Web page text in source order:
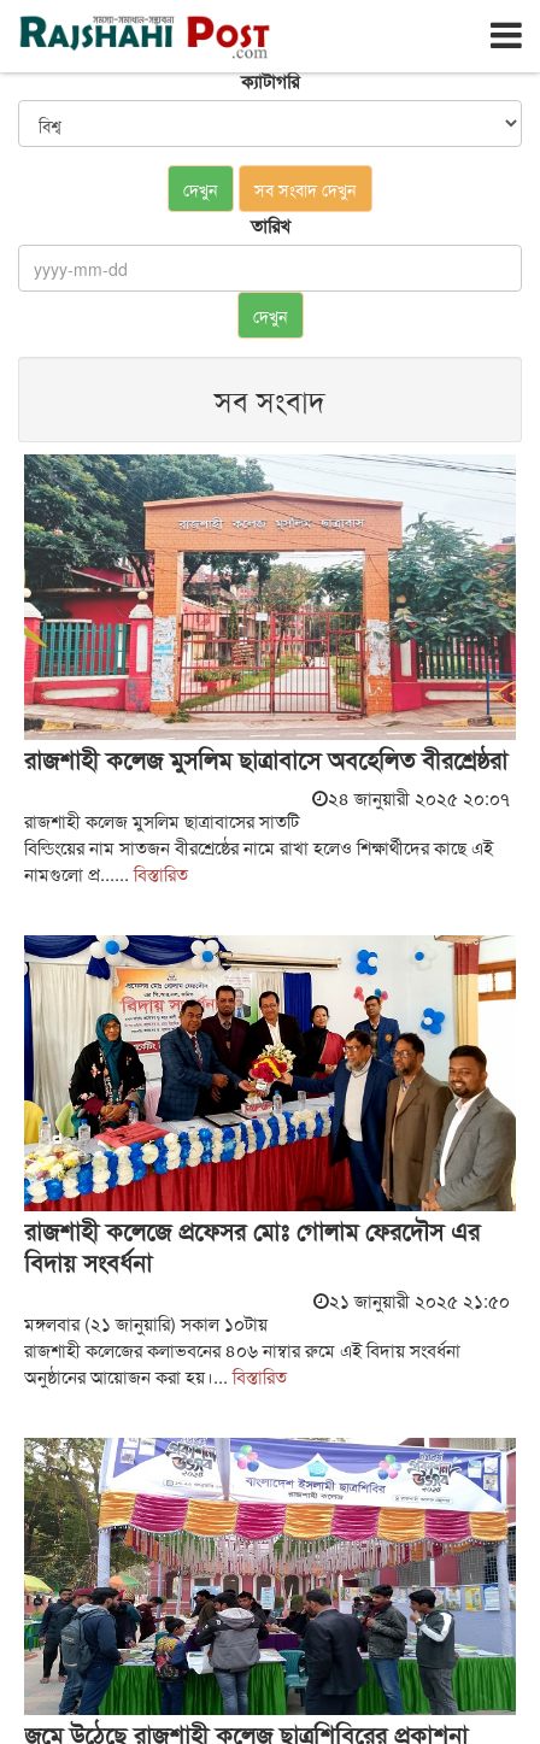
রাজশাহী শনিবার, ৮ই আগস্ট ২০২৬, ২৫শে শ্রাবণ ১৪৩৩
ক্যাটাগরি
দেখুন সব সংবাদ দেখুন
তারিখ
দেখুন
সব সংবাদ
রাজশাহী কলেজ মুসলিম ছাত্রাবাসে অবহেলিত বীরশ্রেষ্ঠরা
২৪ জানুয়ারী ২০২৫ ২০:০৭
রাজশাহী কলেজ মুসলিম ছাত্রাবাসের সাতটি
বিল্ডিংয়ের নাম সাতজন বীরশ্রেষ্ঠের নামে রাখা হলেও শিক্ষার্থীদের কাছে এই
নামগুলো প্র......বিস্তারিত
রাজশাহী কলেজে প্রফেসর মোঃ গোলাম ফেরদৌস এর
বিদায় সংবর্ধনা
২১ জানুয়ারী ২০২৫ ২১:৫০
মঙ্গলবার (২১ জানুয়ারি) সকাল ১০টায়
রাজশাহী কলেজের কলাভবনের ৪০৬ নাম্বার রুমে এই বিদায় সংবর্ধনা
অনুষ্ঠানের আয়োজন করা হয়।...বিস্তারিত
জমে উঠেছে রাজশাহী কলেজ ছাত্রশিবিরের প্রকাশনা